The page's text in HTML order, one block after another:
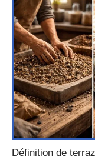
Définition de